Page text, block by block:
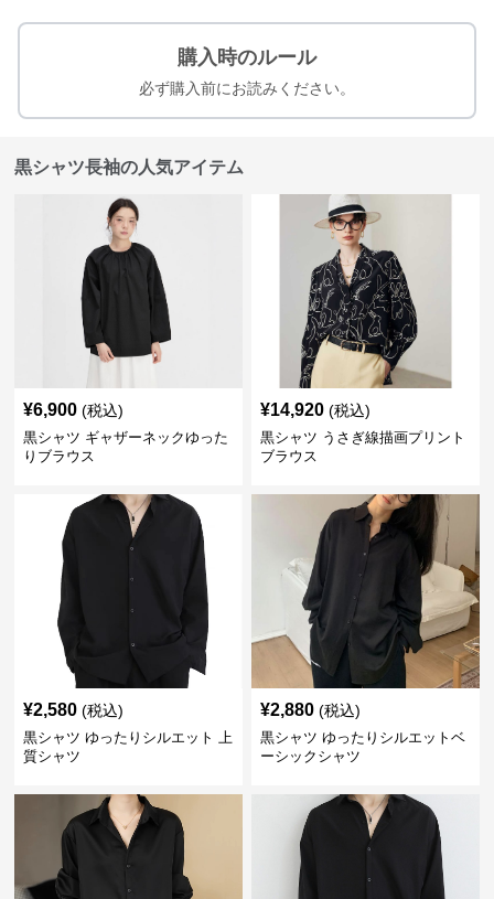
購入時のルール
必ず購入前にお読みください。
黒シャツ長袖の人気アイテム
¥6,900 (税込)
黒シャツ ギャザーネックゆった
りブラウス
¥14,920 (税込)
黒シャツ うさぎ線描画プリント
ブラウス
¥2,580 (税込)
黒シャツ ゆったりシルエット 上
質シャツ
¥2,880 (税込)
黒シャツ ゆったりシルエットベ
ーシックシャツ